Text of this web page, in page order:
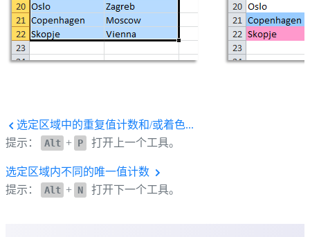
选定区域中的重复值计数和/或着色...
提示：
Alt + P 打开上一个工具。
选定区域内不同的唯一值计数
提示：
Alt + N 打开下一个工具。